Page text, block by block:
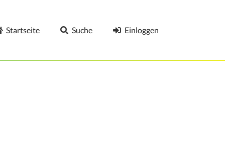
Startseite Suche Einloggen